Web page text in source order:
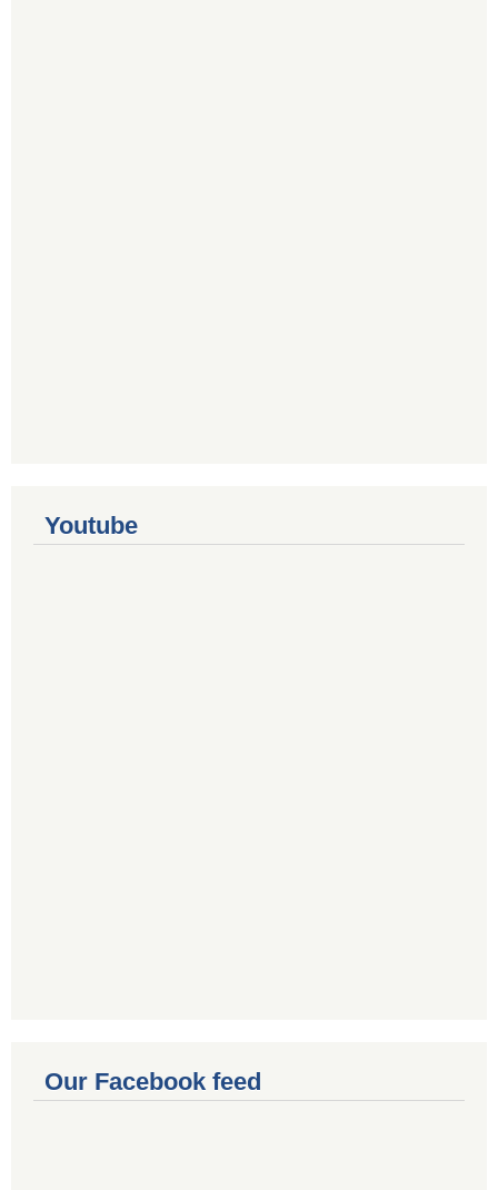
Youtube
Our Facebook feed